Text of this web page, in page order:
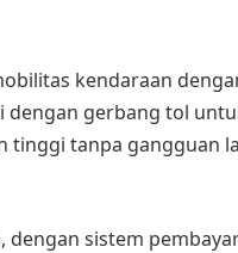
kendaraan
dengan gerbang tol
tinggi tanpa gangguan
dengan sistem